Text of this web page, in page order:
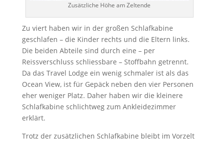
Zusätzliche Höhe am Zeltende
Zu viert haben wir in der großen Schlafkabine
geschlafen – die Kinder rechts und die Eltern links.
Die beiden Abteile sind durch eine – per
Reissverschluss schliessbare – Stoffbahn getrennt.
Da das Travel Lodge ein wenig schmaler ist als das
Ocean View, ist für Gepäck neben den vier Personen
eher weniger Platz. Daher haben wir die kleinere
Schlafkabine schlichtweg zum Ankleidezimmer
erklärt.
Trotz der zusätzlichen Schlafkabine bleibt im Vorzelt